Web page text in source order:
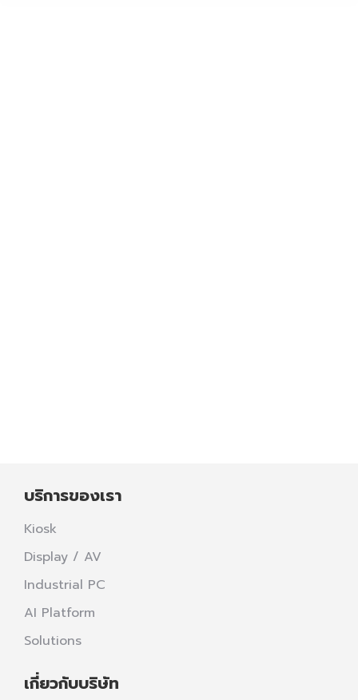
บริการของเรา
Kiosk
Display / AV
Industrial PC
AI Platform
Solutions
เกี่ยวกับบริษัท